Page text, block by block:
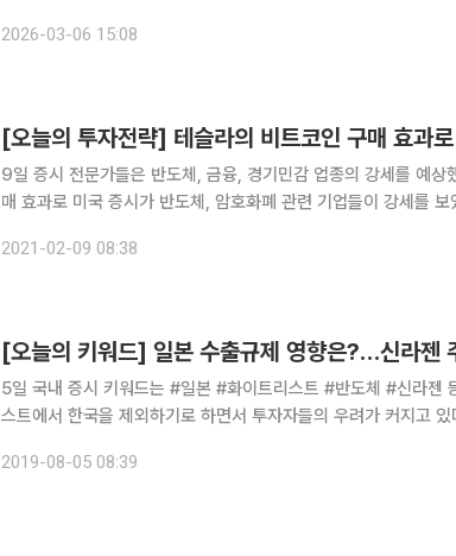
온 코스피 상승 흐름 역시 변동성이 확대될 가능성이 제기된다.
2026-03-06 15:08
[오늘의 투자전략] 테슬라의 비트코인 구매 효과
9일 증시 전문가들은 반도체, 금융, 경기민감 업종의 강세를 예상
매 효과로 미국 증시가 반도체, 암호화폐 관련 기업들이 강세를 보였기 때문이
체 업종 영향으로 관련 기업들이 하락하며 1% 가까이 약세
2021-02-09 08:38
[오늘의 키워드] 일본 수출규제 영향은?…신라젠
5일 국내 증시 키워드는 #일본 #화이트리스트 #반도체 #신라젠 등이다. 일본이 지난 2일
스트에서 한국을 제외하기로 하면서 투자자들의 우려가 커지고
제로 2일 코스피지수는 전 거래일 대비 0.95% 하락한 199
2019-08-05 08:39